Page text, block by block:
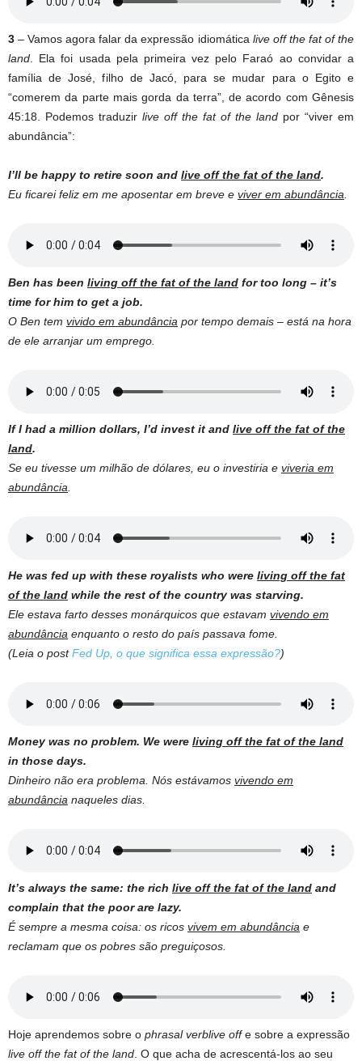
3 – Vamos agora falar da expressão idiomática live off the fat of the
land . Ela foi usada pela primeira vez pelo Faraó ao convidar a
família de José, filho de Jacó, para se mudar para o Egito e
“comerem da parte mais gorda da terra”, de acordo com Gênesis
45:18. Podemos traduzir live off the fat of the land por “viver em
abundância”:
I’ll be happy to retire soon and live off the fat of the land.
Eu ficarei feliz em me aposentar em breve e viver em abundância
Ben has been living off the fat of the land for too long – it’s
time for him to get a job.
O Ben tem vivido em abundância por tempo demais – está na hora
de ele arranjar um emprego.
If I had a million dollars, I’d invest it and live off the fat of the
land.
Se eu tivesse um milhão de dólares, eu o investiria e viveria em
abundância
He was fed up with these royalists who were living off the fat
of the land while the rest of the country was starving.
Ele estava farto desses monárquicos que estavam vivendo em
abundância enquanto o resto do país passava fome.
(Leia o postFed Up, o que significa essa expressão?)
Money was no problem. We were living off the fat of the land
in those days.
Dinheiro não era problema. Nós estávamos vivendo em
abundância naqueles dias.
It’s always the same: the rich live off the fat of the land and
complain that the poor are lazy.
É sempre a mesma coisa: os ricos vivem em abundância e
reclamam que os pobres são preguiçosos.
Hoje aprendemos sobre o phrasal verblive offe sobre a expressão
live off the fat of the land . O que acha de acrescentá-los ao seu